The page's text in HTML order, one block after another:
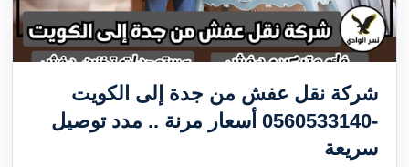
شركة نقل عفش من جدة إلى الكويت
-0560533140 أسعار مرنة .. مدد توصيل
سريعة